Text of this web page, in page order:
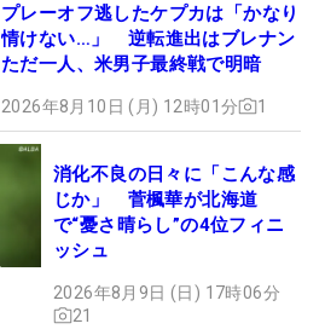
プレーオフ逃したケプカは「かなり
情けない…」 逆転進出はブレナン
ただ一人、米男子最終戦で明暗
2026年8月10日 (月) 12時01分 1
消化不良の日々に「こんな感
じか」 菅楓華が北海道
で“憂さ晴らし”の4位フィニ
ッシュ
2026年8月9日 (日) 17時06分
21